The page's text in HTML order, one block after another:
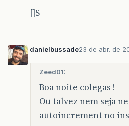
[]S
danielbussade23 de abr. de
Zeed01:
Boa noite colegas !
Ou talvez nem seja
autoincrement no